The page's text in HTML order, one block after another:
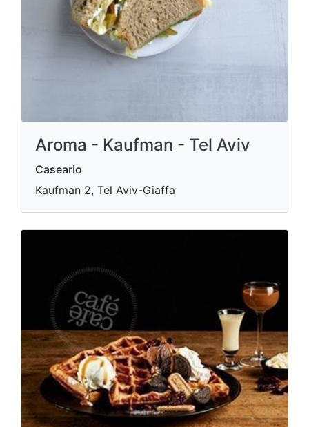
Aroma - Kaufman - Tel Aviv
Caseario
Kaufman 2, Tel Aviv-Giaffa